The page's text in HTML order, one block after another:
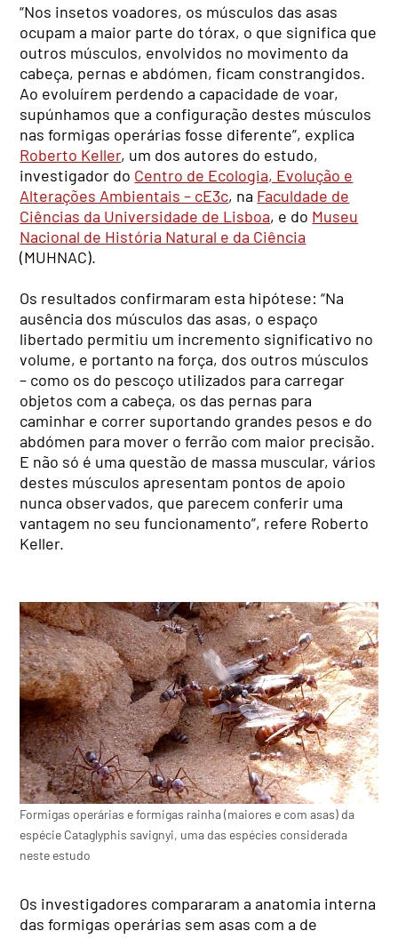
“Nos insetos voadores, os músculos das asas
ocupam a maior parte do tórax, o que significa que
outros músculos, envolvidos no movimento da
cabeça, pernas e abdómen, ficam constrangidos.
Ao evoluírem perdendo a capacidade de voar,
supúnhamos que a configuração destes músculos
nas formigas operárias fosse diferente”, explica
Roberto Keller, um dos autores do estudo,
investigador do Centro de Ecologia, Evolução e
Alterações Ambientais – cE3c, na Faculdade de
Ciências da Universidade de Lisboa, e do Museu
Nacional de História Natural e da Ciência
(MUHNAC).
Os resultados confirmaram esta hipótese: “Na
ausência dos músculos das asas, o espaço
libertado permitiu um incremento significativo no
volume, e portanto na força, dos outros músculos
– como os do pescoço utilizados para carregar
objetos com a cabeça, os das pernas para
caminhar e correr suportando grandes pesos e do
abdómen para mover o ferrão com maior precisão.
E não só é uma questão de massa muscular, vários
destes músculos apresentam pontos de apoio
nunca observados, que parecem conferir uma
vantagem no seu funcionamento”, refere Roberto
Keller.
Formigas operárias e formigas rainha (maiores e com asas) da
espécie Cataglyphis savignyi, uma das espécies considerada
neste estudo
Os investigadores compararam a anatomia interna
das formigas operárias sem asas com a de